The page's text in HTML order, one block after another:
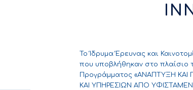
Το Ίδρυμα Έρευνας και
που υποβλήθηκαν στο πλαίσιο
Προγράμματος «ΑΝΑΠΤΥΞΗ
ΚΑΙ ΥΠΗΡΕΣΙΩΝ ΑΠΟ